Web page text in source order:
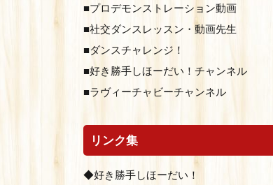
■プロデモンストレーション動画
■社交ダンスレッスン・動画先生
■ダンスチャレンジ！
■好き勝手しほーだい！チャンネル
■ラヴィーチャビーチャンネル
リンク集
◆好き勝手しほーだい！